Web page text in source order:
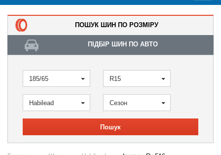
ПОШУК ШИН ПО РОЗМІРУ
ПІДБІР ШИН ПО АВТО
185/65 R15
Habilead Сезон
Пошук